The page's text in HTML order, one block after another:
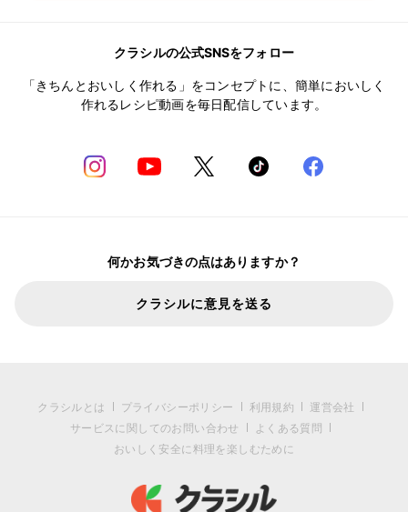
クラシルの公式SNSをフォロー
「きちんとおいしく作れる」をコンセプトに、簡単においしく
作れるレシピ動画を毎日配信しています。
何かお気づきの点はありますか？
クラシルに意見を送る
クラシルとは プライバシーポリシー 利用規約
運営会社
サービスに関してのお問い合わせ
よくある質問
おいしく安全に料理を楽しむために